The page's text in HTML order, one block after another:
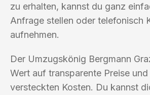
zu erhalten, kannst du ganz
Anfrage stellen oder telefonisch
aufnehmen.
Der Umzugskönig Bergmann
Wert auf transparente Preise
versteckten Kosten. Du kannst